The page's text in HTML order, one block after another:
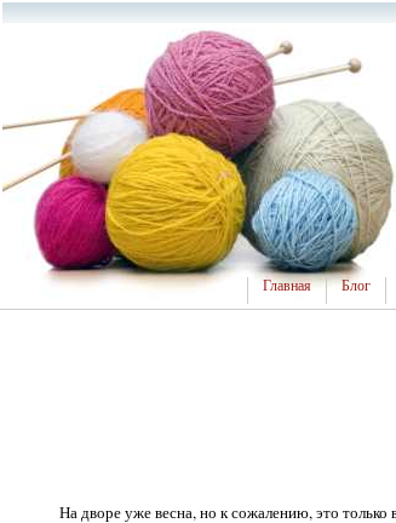
Главная Блог
На дворе уже весна, но к сожалению, это